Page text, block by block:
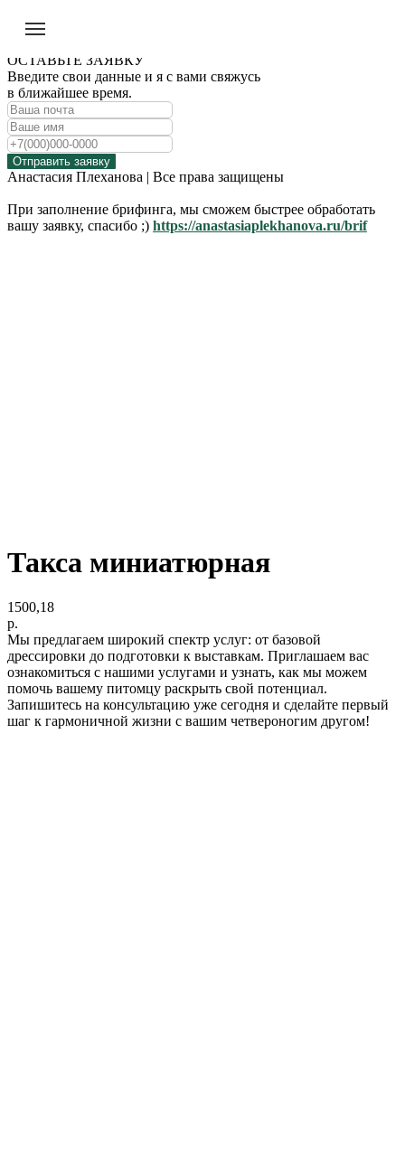
ОСТАВЬТЕ ЗАЯВКУ
Введите свои данные и я с вами свяжусь
в ближайшее время.
Отправить заявку
Анастасия Плеханова | Все права защищены
При заполнение брифинга, мы сможем быстрее обработать
вашу заявку, спасибо ;) https://anastasiaplekhanova.ru/brif
Такса миниатюрная
1500,18
р.
Мы предлагаем широкий спектр услуг: от базовой
дрессировки до подготовки к выставкам. Приглашаем вас
ознакомиться с нашими услугами и узнать, как мы можем
помочь вашему питомцу раскрыть свой потенциал.
Запишитесь на консультацию уже сегодня и сделайте первый
шаг к гармоничной жизни с вашим четвероногим другом!